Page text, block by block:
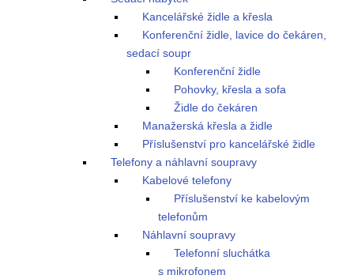
Kancelářské židle a křesla
Konferenční židle, lavice do čekáren,
sedací soupr
Konferenční židle
Pohovky, křesla a sofa
Židle do čekáren
Manažerská křesla a židle
Příslušenství pro kancelářské židle
Telefony a náhlavní soupravy
Kabelové telefony
Příslušenství ke kabelovým
telefonům
Náhlavní soupravy
Telefonní sluchátka
s mikrofonem